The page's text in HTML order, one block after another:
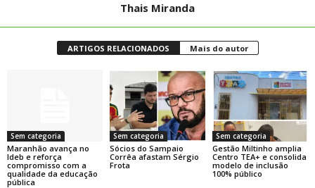
Thais Miranda
ARTIGOS RELACIONADOS Mais do autor
Sem categoria
Maranhão avança no
Ideb e reforça
compromisso com a
qualidade da educação
pública
Sem categoria
Sócios do Sampaio
Corrêa afastam Sérgio
Frota
Sem categoria
Gestão Miltinho amplia
Centro TEA+ e consolida
modelo de inclusão
100% público